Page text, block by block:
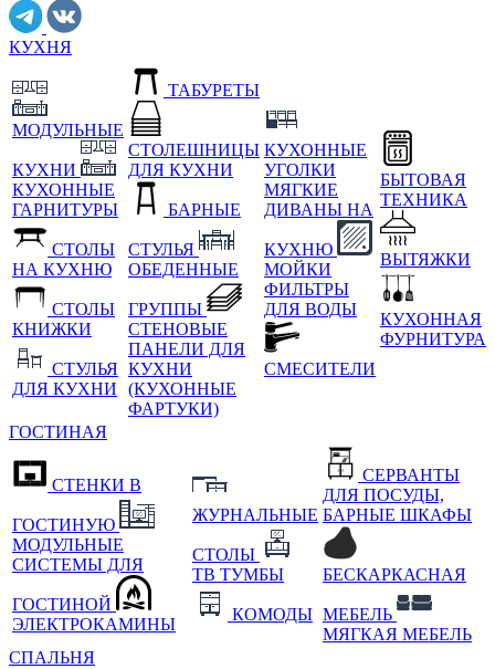
КУХНЯ
МОДУЛЬНЫЕ
КУХНИ
КУХОННЫЕ
ГАРНИТУРЫ
СТОЛЫ
НА КУХНЮ
СТОЛЫ
КНИЖКИ
СТУЛЬЯ
ДЛЯ КУХНИ
ТАБУРЕТЫ
СТОЛЕШНИЦЫ
ДЛЯ КУХНИ
БАРНЫЕ
СТУЛЬЯ
ОБЕДЕННЫЕ
ГРУППЫ
СТЕНОВЫЕ
ПАНЕЛИ ДЛЯ
КУХНИ
(КУХОННЫЕ
ФАРТУКИ)
КУХОННЫЕ
УГОЛКИ
МЯГКИЕ
ДИВАНЫ НА
КУХНЮ
МОЙКИ
ФИЛЬТРЫ
ДЛЯ ВОДЫ
СМЕСИТЕЛИ
БЫТОВАЯ
ТЕХНИКА
ВЫТЯЖКИ
КУХОННАЯ
ФУРНИТУРА
ГОСТИНАЯ
СТЕНКИ В
ГОСТИНУЮ
МОДУЛЬНЫЕ
СИСТЕМЫ ДЛЯ
ГОСТИНОЙ
ЭЛЕКТРОКАМИНЫ
ЖУРНАЛЬНЫЕ
СТОЛЫ
ТВ ТУМБЫ
КОМОДЫ
СЕРВАНТЫ
ДЛЯ ПОСУДЫ,
БАРНЫЕ ШКАФЫ
БЕСКАРКАСНАЯ
МЕБЕЛЬ
МЯГКАЯ МЕБЕЛЬ
СПАЛЬНЯ